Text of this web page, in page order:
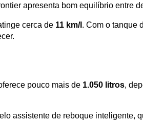
apresenta bom equilíbrio entre
cerca de 11 km/l . Com o tanque
pouco mais de 1.050 litros,
assistente de reboque inteligente,